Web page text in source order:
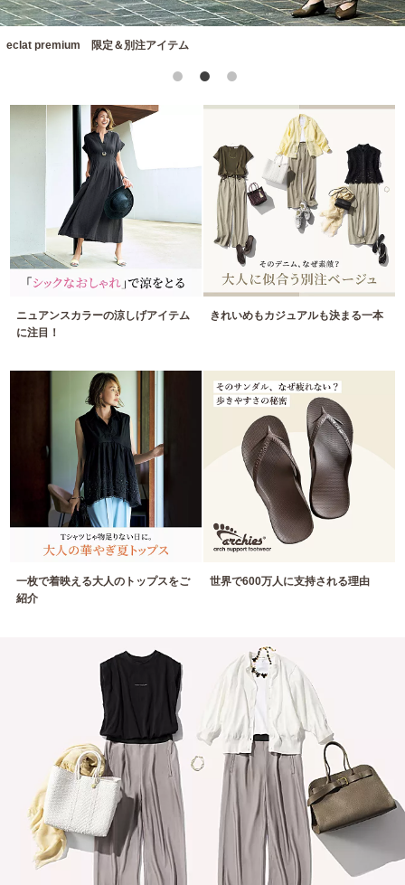
eclat premium 限定＆別注アイテム
ニュアンスカラーの涼しげアイテム
に注目！
きれいめもカジュアルも決まる一本
一枚で着映える大人のトップスをご
紹介
世界で600万人に支持される理由